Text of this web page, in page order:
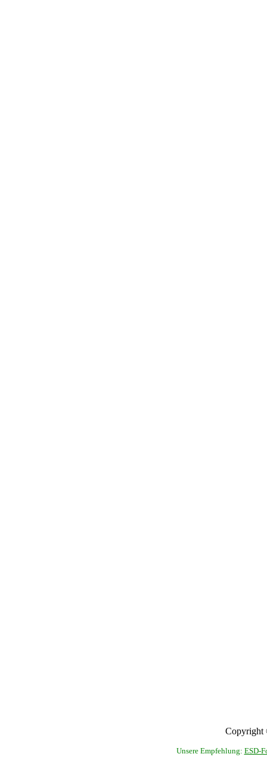
Copyright
Unsere Empfehlung: ESD-